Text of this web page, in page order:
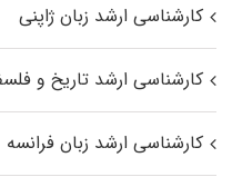
کارشناسی ارشد زبان ژاپنی
کارشناسی ارشد تاریخ و
کارشناسی ارشد زبان فرانسه